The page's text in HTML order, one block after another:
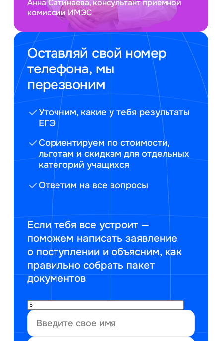
Оставляй свой номер
телефона, мы
перезвоним
Уточним, какие у тебя результаты
ЕГЭ
Сориентируем по стоимости,
льготам и скидкам для отдельных
категорий учащихся
Ответим на все вопросы
Если тебя все устроит —
поможем написать заявление
о поступлении и объясним, как
правильно собрать пакет
документов
Анна Сатинаева, консультант приемной
комиссии ИМЭС